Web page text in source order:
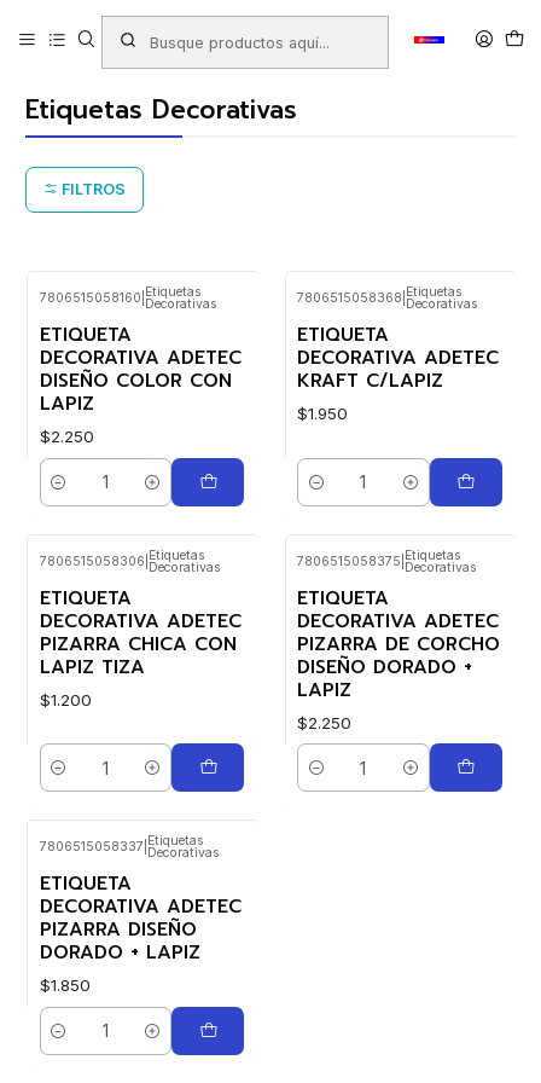
Productos LIBRERIA Etiquetas Autoadhesivas
Etiquetas Manuales Etiquetas Decorativas
Etiquetas Decorativas
FILTROS
7806515058160 Etiquetas
Decorativas
ETIQUETA
DECORATIVA ADETEC
DISEÑO COLOR CON
LAPIZ
$2.250
Cantidad
7806515058368 Etiquetas
Decorativas
ETIQUETA
DECORATIVA ADETEC
KRAFT C/LAPIZ
$1.950
Cantidad
7806515058306 Etiquetas
Decorativas
ETIQUETA
DECORATIVA ADETEC
PIZARRA CHICA CON
LAPIZ TIZA
$1.200
Cantidad
7806515058375 Etiquetas
Decorativas
ETIQUETA
DECORATIVA ADETEC
PIZARRA DE CORCHO
DISEÑO DORADO +
LAPIZ
$2.250
Cantidad
7806515058337 Etiquetas
Decorativas
ETIQUETA
DECORATIVA ADETEC
PIZARRA DISEÑO
DORADO + LAPIZ
$1.850
Cantidad